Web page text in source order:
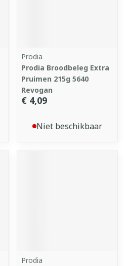
Prodia
Prodia Broodbeleg Extra
Pruimen 215g 5640
Revogan
€ 4,09
Niet beschikbaar
Prodia